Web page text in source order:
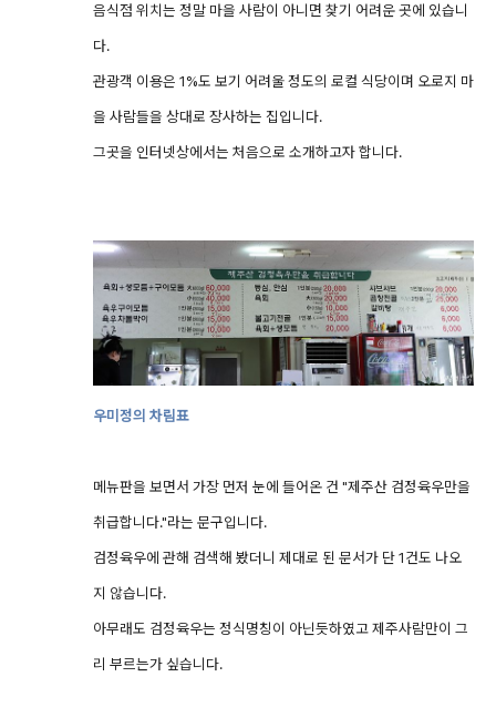
음식점 위치는 정말 마을 사람이 아니면 찾기 어려운 곳에 있습니
다.
관광객 이용은 1%도 보기 어려울 정도의 로컬 식당이며 오로지 마
을 사람들을 상대로 장사하는 집입니다.
그곳을 인터넷상에서는 처음으로 소개하고자 합니다.
우미정의 차림표
메뉴판을 보면서 가장 먼저 눈에 들어온 건 "제주산 검정육우만을
취급합니다."라는 문구입니다.
검정육우에 관해 검색해 봤더니 제대로 된 문서가 단 1건도 나오
지 않습니다.
아무래도 검정육우는 정식명칭이 아닌듯하였고 제주사람만이 그
리 부르는가 싶습니다.